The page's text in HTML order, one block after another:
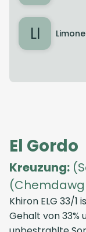
LI
El Gordo
Kreuzung:
(Chemdawg
Khiron ELG 33/
Gehalt von 33%